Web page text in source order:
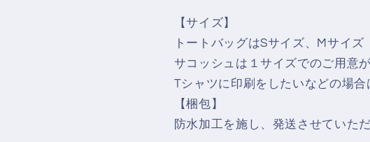
ー
ト
バ
ッ
グ
サ
コ
ト
バ
ッ
コ
【サイズ】
トートバッグはSサイズ、Mサイズ
サコッシュは１サイズでのご用意
Tシャツに印刷をしたいなどの場
【梱包】
防水加工を施し、発送させていただ